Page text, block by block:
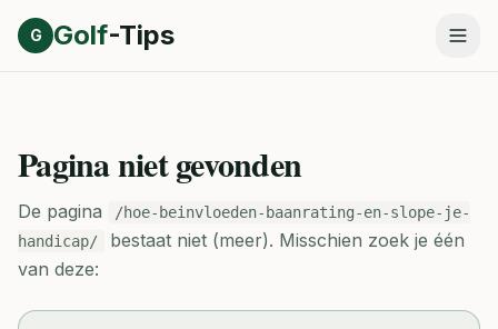
Direct naar inhoud
G Golf-Tips
Pagina niet gevonden
De pagina
/hoe-beinvloeden-baanrating-en-slope-je-
handicap/
bestaat niet (meer). Misschien zoek je één
van deze: